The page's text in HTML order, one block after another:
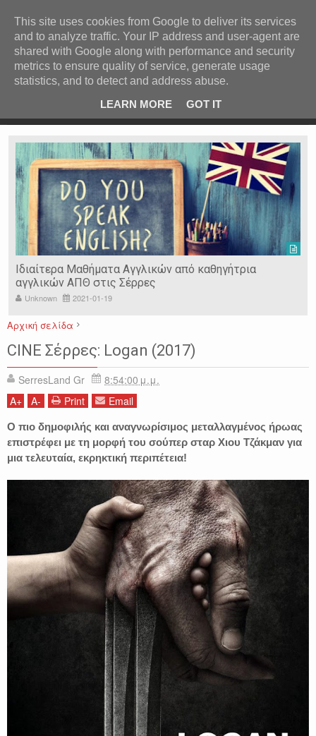
Ιερόσυλοι έκλεψαν τάματα από Ιερό Ναό στις Σέρρες
Ιδιαίτερα Μαθήματα Αγγλικών από καθηγήτρια
αγγλικών ΑΠΘ στις Σέρρες
Unknown 2021-01-19
Αρχική σελίδα
CINE ΣΕΡΡΕΣ
Dafne Keen Hugh Jackman
Patrick Stewart
CINE Σέρρες: Logan (2017)
SerresLand Gr
8:54:00 μ.μ.
A+ A- Print Email
Ο πιο δημοφιλής και αναγνωρίσιμος μεταλλαγμένος ήρωας
επιστρέφει με τη μορφή του σούπερ σταρ Χιου Τζάκμαν για
μια τελευταία, εκρηκτική περιπέτεια!
ΚΕΝΤΡΙΚΗ ΑΝΑ ΚΑΤΗΓΟΡΙΑ
ΕΙΔΗΣΕΙΣ ΑΝΑ ΠΕΡΙΟΧΗ
ΠΡΟΣΦΑΤΑ ΝΕΑ
Ν. ΣΕΡΡΩΝ Η ΓΗ ΜΑΣ
ΤΥΧΑΙΕΣ ΑΝΑΡΤΗΣΕΙΣ/ΑΡΘΡΑ
Serres Racing Circuit
Panserraikos FC
Ikaroi B.C.
This site uses cookies from Google to deliver its services
and to analyze traffic. Your IP address and user-agent are
shared with Google along with performance and security
metrics to ensure quality of service, generate usage
statistics, and to detect and address abuse.
LEARN MORE
GOT IT